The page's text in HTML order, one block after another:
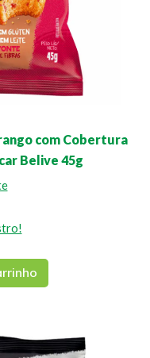
com Cobertura
Belive 45g